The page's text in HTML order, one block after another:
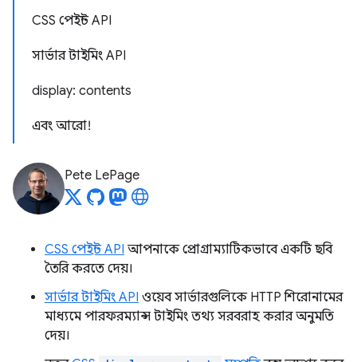
CSS পেইন্ট API
সার্ভার টাইমিং API
display: contents
এবং আরো!
Pete LePage
CSS পেইন্ট API আপনাকে প্রোগ্রাম্যাটিকভাবে একটি ছবি
তৈরি করতে দেয়।
সার্ভার টাইমিং API ওয়েব সার্ভারগুলিকে HTTP শিরোনামের
মাধ্যমে পারফরম্যান্স টাইমিং তথ্য সরবরাহ করার অনুমতি
দেয়।